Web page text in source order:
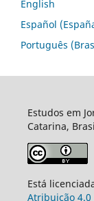
English
Español
Português
Estudos em
Catarina,
Está
Atribuição